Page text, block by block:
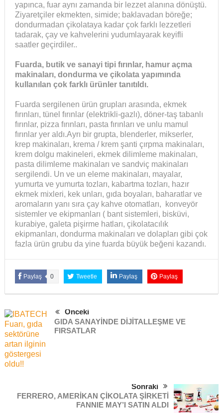
yapınca, fuar aynı zamanda bir lezzet alanına dönüştü.
Ziyaretçiler ekmekten, simide; baklavadan böreğe;
dondurmadan çikolataya kadar çok farklı lezzetleri
tadarak, çay ve kahvelerini yudumlayarak keyifli
saatler geçirdiler..
Fuarda, butik ve sanayi tipi fırınlar, hamur açma
makinaları, dondurma ve çikolata yapımında
kullanılan çok farklı ürünler tanıtıldı.
Fuarda sergilenen ürün grupları arasında, ekmek
fırınları, tünel fırınlar (elektrikli-gazlı), döner-taş tabanlı
fırınlar, pizza fırınları, pasta fırınları ve unlu mamul
fırınlar yer aldı.Ayrı bir grupta, blenderler, mikserler,
krep makinaları, krema / krem şanti çırpma makinaları,
krem dolgu makineleri, ekmek dilimleme makinaları,
pasta dilimleme makinaları ve sandviç makinaları
sergilendi. Un ve un eleme makinaları, mayalar,
yumurta ve yumurta tozları, kabartma tozları, hazır
ekmek mixleri, kek unları, gıda boyaları, baharatlar ve
aromaların yanı sıra çay kahve otomatları, konveyör
sistemler ve ekipmanları ( bant sistemleri, bisküvi,
kurabiye, galeta pişirme hatları, çikolatacılık
ekipmanları, dondurma makinaları ve dolapları gibi çok
fazla ürün grubu da yine fuarda büyük beğeni kazandı.
Paylaş 0 Tweetle Paylaş Paylaş
Önceki
GIDA SANAYİNDE DİJİTALLEŞME VE
FIRSATLAR
Sonraki
FERRERO, AMERİKAN ÇİKOLATA ŞİRKETİ
FANNIE MAY’I SATIN ALDI